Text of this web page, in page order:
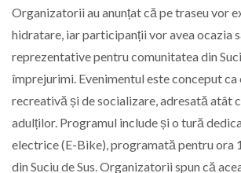
Organizatorii au anunțat că pe traseu vor
hidratare, iar participanții vor avea ocazia
reprezentative pentru comunitatea din
împrejurimi. Evenimentul este conceput
recreativă și de socializare, adresată atât
adulților. Programul include și o tură
electrice (E-Bike), programată pentru ora
din Suciu de Sus. Organizatorii spun că